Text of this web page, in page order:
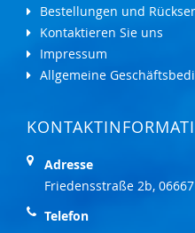
Bestellungen und
Kontaktieren Sie uns
Impressum
Allgemeine
Adresse
Friedensstraße 2b,
Telefon